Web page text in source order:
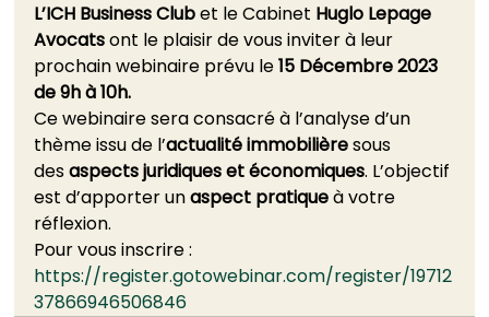
L’ICH Business Club et le Cabinet Huglo Lepage
Avocats ont le plaisir de vous inviter à leur
prochain webinaire prévu le 15 Décembre 2023
de 9h à 10h.
Ce webinaire sera consacré à l’analyse d’un
thème issu de l’actualité immobilière sous
des aspects juridiques et économiques. L’objectif
est d’apporter un aspect pratique à votre
réflexion.
Pour vous inscrire :
https://register.gotowebinar.com/register/19712
37866946506846